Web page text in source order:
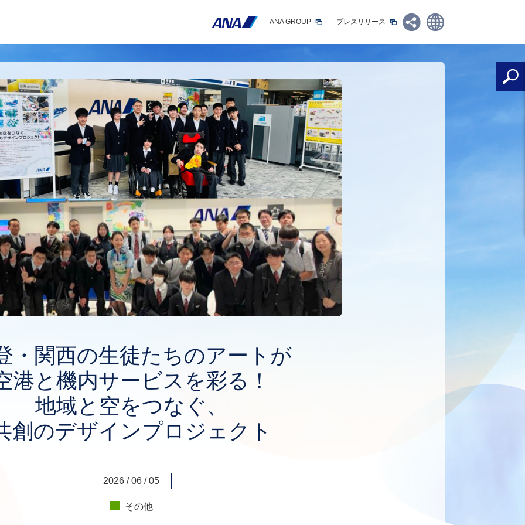
ANA GROUP プレスリリース
Share: 日本語 English
・関西の生徒たちのアートが
港と機内サービスを彩る！
地域と空をつなぐ、
創のデザインプロジェクト
2026 / 06 / 05
その他